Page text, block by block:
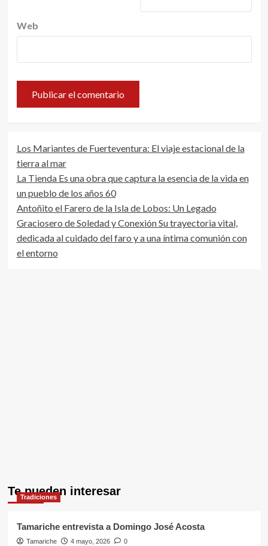
Web
Los Mariantes de Fuerteventura: El viaje estacional de la
tierra al mar
La Tienda Es una obra que captura la esencia de la vida en
un pueblo de los años 60
Antoñito el Farero de la Isla de Lobos: Un Legado
Graciosero de Soledad y Conexión Su trayectoria vital,
dedicada al cuidado del faro y a una íntima comunión con
el entorno
Te pueden interesar
Tradiciones
Tamariche entrevista a Domingo José Acosta
Tamariche 4 mayo, 2026 0